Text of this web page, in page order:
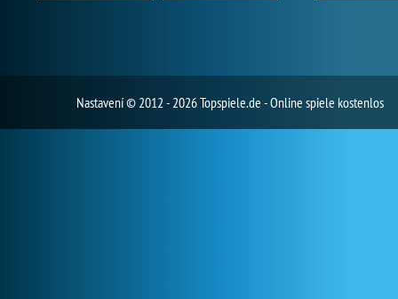
Nastavení© 2012 - 2026 Topspiele.de - Online spiele kostenlos